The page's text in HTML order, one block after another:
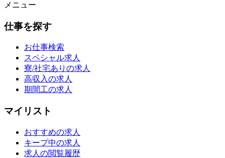
メニュー
仕事を探す
お仕事検索
スペシャル求人
寮/社宅ありの求人
高収入の求人
期間工の求人
マイリスト
おすすめの求人
キープ中の求人
求人の閲覧履歴